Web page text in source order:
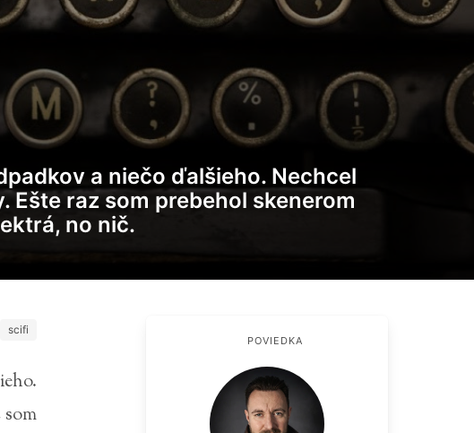
a niečo ďalšieho. Nechcel
raz som prebehol skenerom
no nič.
scifi
POVIEDKA